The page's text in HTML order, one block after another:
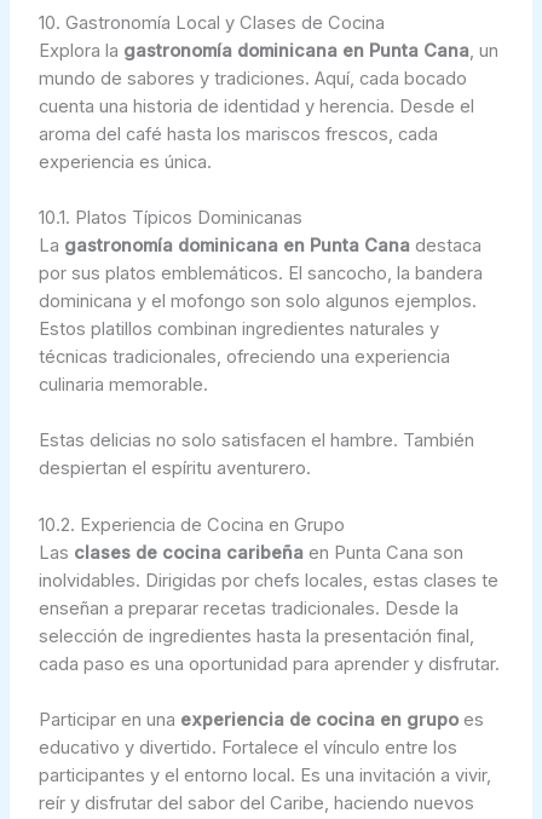
10. Gastronomía Local y Clases de Cocina
Explora la gastronomía dominicana en Punta Cana, un
mundo de sabores y tradiciones. Aquí, cada bocado
cuenta una historia de identidad y herencia. Desde el
aroma del café hasta los mariscos frescos, cada
experiencia es única.
10.1. Platos Típicos Dominicanas
La gastronomía dominicana en Punta Canadestaca
por sus platos emblemáticos. El sancocho, la bandera
dominicana y el mofongo son solo algunos ejemplos.
Estos platillos combinan ingredientes naturales y
técnicas tradicionales, ofreciendo una experiencia
culinaria memorable.
Estas delicias no solo satisfacen el hambre. También
despiertan el espíritu aventurero.
10.2. Experiencia de Cocina en Grupo
Las clases de cocina caribeñaen Punta Cana son
inolvidables. Dirigidas por chefs locales, estas clases te
enseñan a preparar recetas tradicionales. Desde la
selección de ingredientes hasta la presentación final,
cada paso es una oportunidad para aprender y disfrutar.
Participar en una experiencia de cocina en grupoes
educativo y divertido. Fortalece el vínculo entre los
participantes y el entorno local. Es una invitación a vivir,
reír y disfrutar del sabor del Caribe, haciendo nuevos